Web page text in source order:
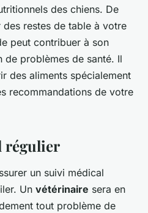
des chiens. De
restes de table à votre
peut contribuer à son
de problèmes de santé. Il
des aliments spécialement
recommandations de votre
régulier
un suivi médical
Un vétérinaire sera en
tout problème de